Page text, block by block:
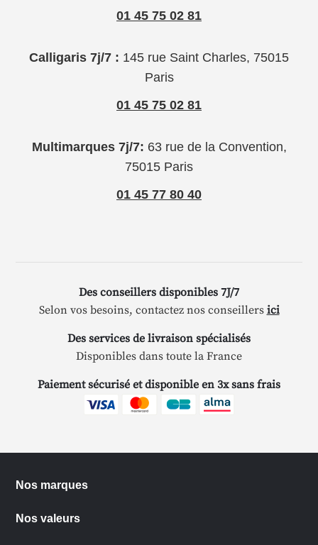
01 45 75 02 81
Calligaris 7j/7 : 145 rue Saint Charles, 75015
Paris
01 45 75 02 81
Multimarques 7j/7: 63 rue de la Convention,
75015 Paris
01 45 77 80 40
Des conseillers disponibles 7J/7
Selon vos besoins, contactez nos conseillers ici
Des services de livraison spécialisés
Disponibles dans toute la France
Paiement sécurisé et disponible en 3x sans frais
Nos marques
Nos valeurs